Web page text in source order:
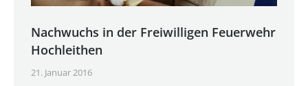
Nachwuchs in der Freiwilligen Feuerwehr
Hochleithen
21. Januar 2016